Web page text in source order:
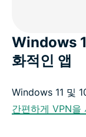
Windows
화적인 앱
Windows 11 및
간편하게 VPN을